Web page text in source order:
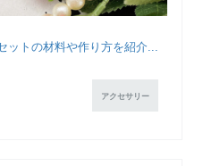
ットの材料や作り方を紹介...
アクセサリー